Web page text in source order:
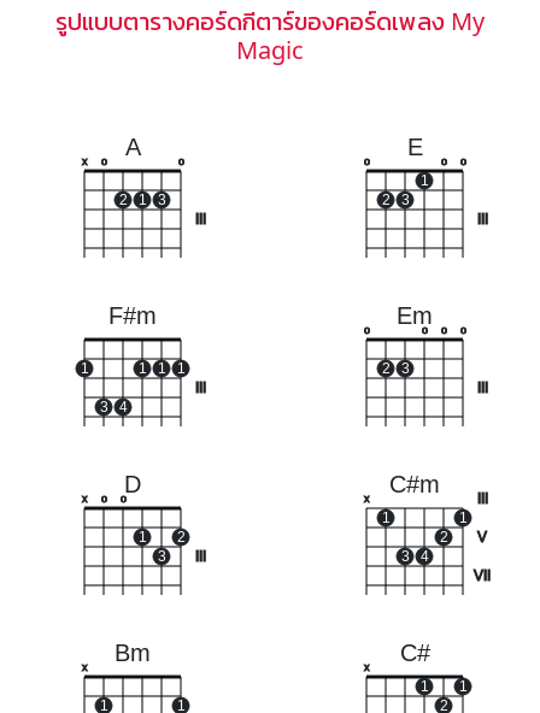
รูปแบบตารางคอร์ดกีตาร์ของคอร์ดเพลง My
Magic
A
x o
2 1 3
o
E
o
2 3
1
o o
F#m
1
3 4
1 1 1
Em
o
2 3
o o o
D
x o o
1
3
2
C#m
V
VII
x
1
3 4
2
1
Bm
x
1 1
C#
x
1
2
1